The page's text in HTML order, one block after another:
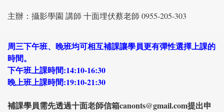
主辦：攝影學園 講師 十面埋伏蔡老師 0955-205-303
周三下午班、晚班均可相互補課讓學員更有彈性選擇上課的
時間。
下午班上課時間:14:10-16:30
晚上班上課時間:19:10-21:30
補課學員需先透過十面老師信箱canonts@gmail.com提出申